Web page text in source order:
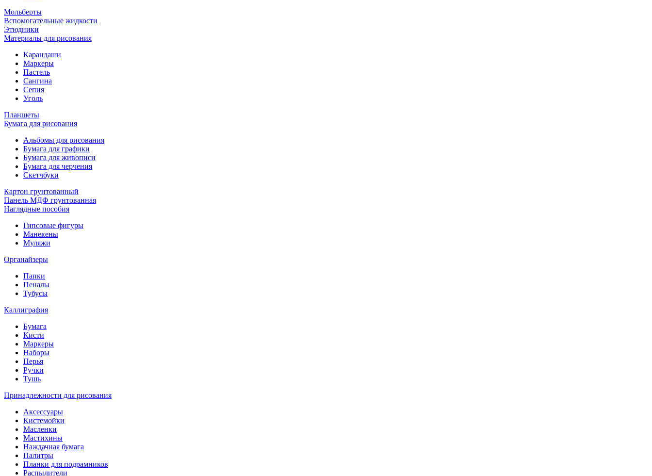
Мольберты
Вспомогательные жидкости
Этюдники
Материалы для рисования
Карандаши
Маркеры
Пастель
Сангина
Сепия
Уголь
Планшеты
Бумага для рисования
Альбомы для рисования
Бумага для графики
Бумага для живописи
Бумага для черчения
Скетчбуки
Картон грунтованный
Панель МДФ грунтованная
Наглядные пособия
Гипсовые фигуры
Манекены
Муляжи
Органайзеры
Папки
Пеналы
Тубусы
Каллиграфия
Бумага
Кисти
Маркеры
Наборы
Перья
Ручки
Тушь
Принадлежности для рисования
Аксессуары
Кистемойки
Масленки
Мастихины
Наждачная бумага
Палитры
Планки для подрамников
Распылители